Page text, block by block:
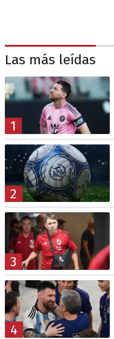
Las más leídas
1
2
3
4